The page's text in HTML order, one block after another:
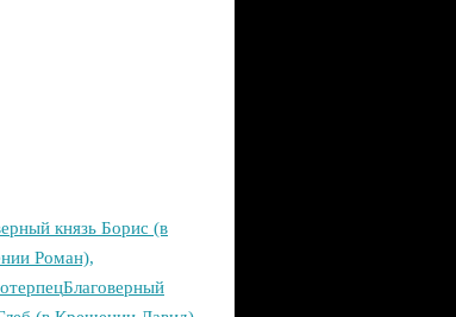
князь Борис (в
Роман),
Благоверный